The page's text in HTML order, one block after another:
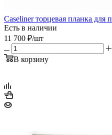
Caseliner торцевая планка для
Есть в наличии
11 700 ₽/шт
В корзину